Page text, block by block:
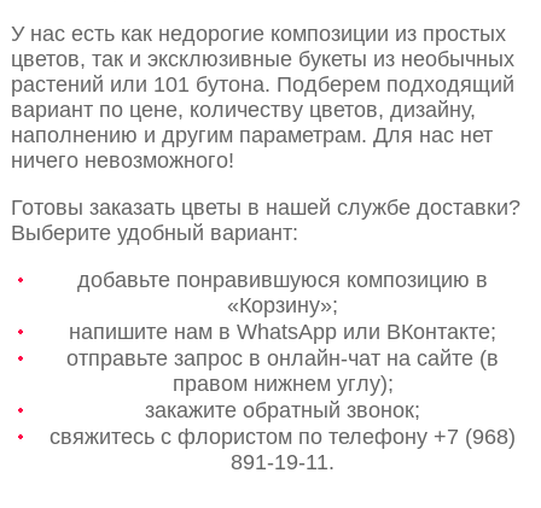
У нас есть как недорогие композиции из простых
цветов, так и эксклюзивные букеты из необычных
растений или 101 бутона. Подберем подходящий
вариант по цене, количеству цветов, дизайну,
наполнению и другим параметрам. Для нас нет
ничего невозможного!
Готовы заказать цветы в нашей службе доставки?
Выберите удобный вариант:
добавьте понравившуюся композицию в
«Корзину»;
напишите нам в WhatsApp или ВКонтакте;
отправьте запрос в онлайн-чат на сайте (в
правом нижнем углу);
закажите обратный звонок;
свяжитесь с флористом по телефону +7 (968)
891-19-11.